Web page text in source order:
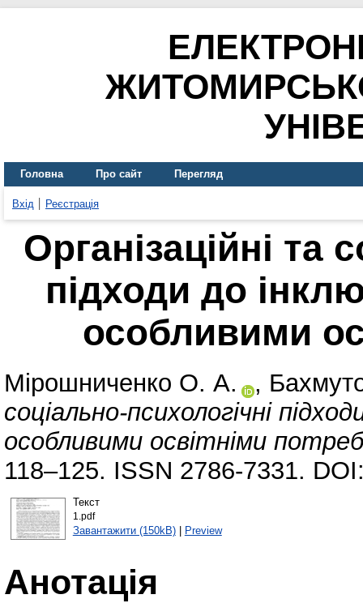
Головна Про сайт Перегляд
Вхід Реєстрація
Організаційні та
підходи до
особливими
Мірошниченко О. А. ,
соціально-психологічні
особливими освітніми
118–125. ISSN 2786-7331.
Текст
1.pdf
Завантажити (150kB)| Preview
Анотація